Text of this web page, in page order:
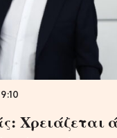
Xρειάζεται